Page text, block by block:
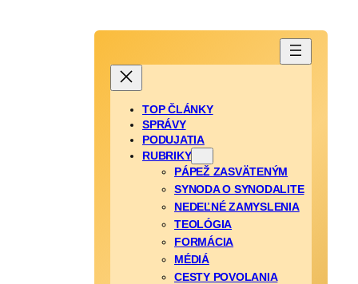
TOP ČLÁNKY
SPRÁVY
PODUJATIA
RUBRIKY
PÁPEŽ ZASVÄTENÝM
SYNODA O SYNODALITE
NEDEĽNÉ ZAMYSLENIA
TEOLÓGIA
FORMÁCIA
MÉDIÁ
CESTY POVOLANIA